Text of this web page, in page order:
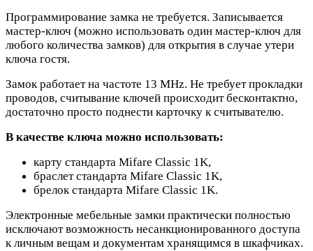
Программирование замка не требуется. Записывается
мастер-ключ (можно использовать один мастер-ключ для
любого количества замков) для открытия в случае утери
ключа гостя.
Замок работает на частоте 13 MHz. Не требует прокладки
проводов, считывание ключей происходит бесконтактно,
достаточно просто поднести карточку к считывателю.
В качестве ключа можно использовать:
карту стандарта Mifare Classic 1K,
браслет стандарта Mifare Classic 1K,
брелок стандарта Mifare Classic 1K.
Электронные мебельные замки практически полностью
исключают возможность несанкционированного доступа
к личным вещам и документам хранящимся в шкафчиках.